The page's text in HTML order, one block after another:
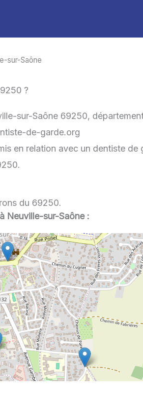
sur-Saône
?
sur-Saône 69250,
de-garde.org
en relation avec un dentiste de
du 69250.
Neuville-sur-Saône :